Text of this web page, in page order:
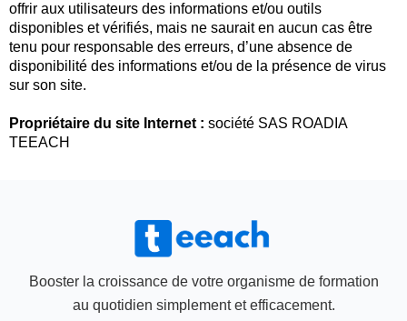
offrir aux utilisateurs des informations et/ou outils
disponibles et vérifiés, mais ne saurait en aucun cas être
tenu pour responsable des erreurs, d’une absence de
disponibilité des informations et/ou de la présence de virus
sur son site.
Propriétaire du site Internet : société SAS ROADIA
TEEACH
Booster la croissance de votre organisme de formation
au quotidien simplement et efficacement.